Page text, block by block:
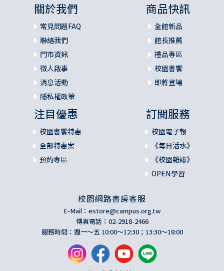
關於我們
常見問題FAQ
聯絡我們
門市資訊
徵人啟事
消息活動
隱私權政策
商品快訊
全館新品
館長推薦
禮品專區
校園書饗
即將登場
注目優惠
校園書饗特惠
全部特惠案
預約專區
訂閱服務
校園電子報
《每日活水》
《校園雜誌》
OPEN學習
校園網路書房客服
E-Mail： estore@campus.org.tw
傳真電話：02-2918-2466
服務時間：週一～五 10:00～12:30；13:30～18:00